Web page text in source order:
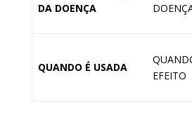
DA DOENÇA
QUANDO É USADA
EFEITO